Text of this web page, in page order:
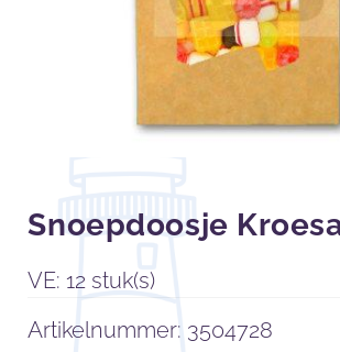
Snoepdoosje
VE: 12 stuk(s)
Artikelnummer: 3504728